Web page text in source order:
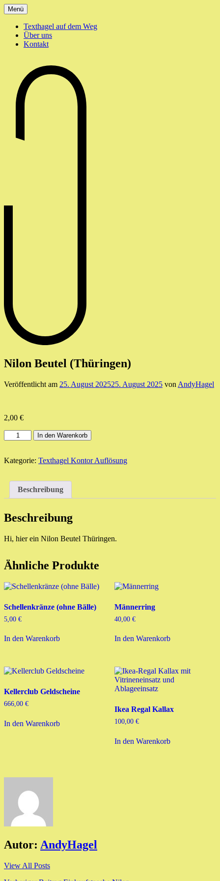
Zum
Inhalt
springen
Menü
Texthagel auf dem Weg
Über uns
Kontakt
texthagel.de
Nilon Beutel (Thüringen)
Veröffentlicht am 25. August 202525. August 2025 von AndyHagel
2,00 €
Nilon
Beutel
Menge
In den Warenkorb
Kategorie: Texthagel Kontor Auflösung
Beschreibung
Beschreibung
Hi, hier ein Nilon Beutel Thüringen.
Ähnliche Produkte
Schellenkränze (ohne Bälle)
5,00 €
In den Warenkorb
Männerring
40,00 €
In den Warenkorb
Kellerclub Geldscheine
666,00 €
In den Warenkorb
Ikea Regal Kallax
100,00 €
In den Warenkorb
Autor: AndyHagel
View All Posts